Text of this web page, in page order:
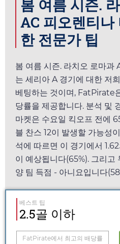
봄 여름 시즌.
AC 피오렌티나
한 전문가 팁
봄 여름 시즌. 라치오 로마과
는 세리아 A 경기에 대한 저
베팅하는 것이며, FatPirate
당률을 제공합니다. 분석 및
마켓은 수요일 킥오프 전에
블 찬스 12이 발생할 가능성
석에 따르면 이 경기에서 1.62
이 예상됩니다(65%). 그리고
양 팀 득점 - 아니요입니다
베스트 팁
2.5골 이하
FatPirate에서 최고의 배당률